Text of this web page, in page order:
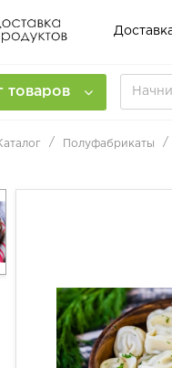
товаров
Полуфабрикаты